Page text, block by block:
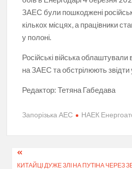
ЗАЕС були пошкоджені
кількох місцях, а працівники
у полоні.
Російські війська облаштували
на ЗАЕС та обстрілюють звідти
Редактор:Тетяна Габедава
Запорізька АЕС НАЕК
Навігація
КИТАЙЦІ ДУЖЕ ЗЛІ НА ПУТІНА ЧЕРЕЗ